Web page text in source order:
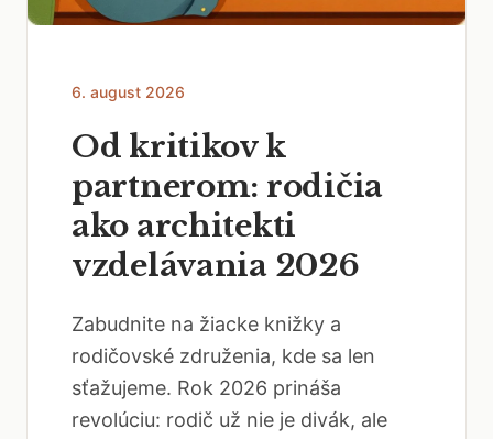
6. august 2026
Od kritikov k
partnerom: rodičia
ako architekti
vzdelávania 2026
Zabudnite na žiacke knižky a
rodičovské združenia, kde sa len
sťažujeme. Rok 2026 prináša
revolúciu: rodič už nie je divák, ale